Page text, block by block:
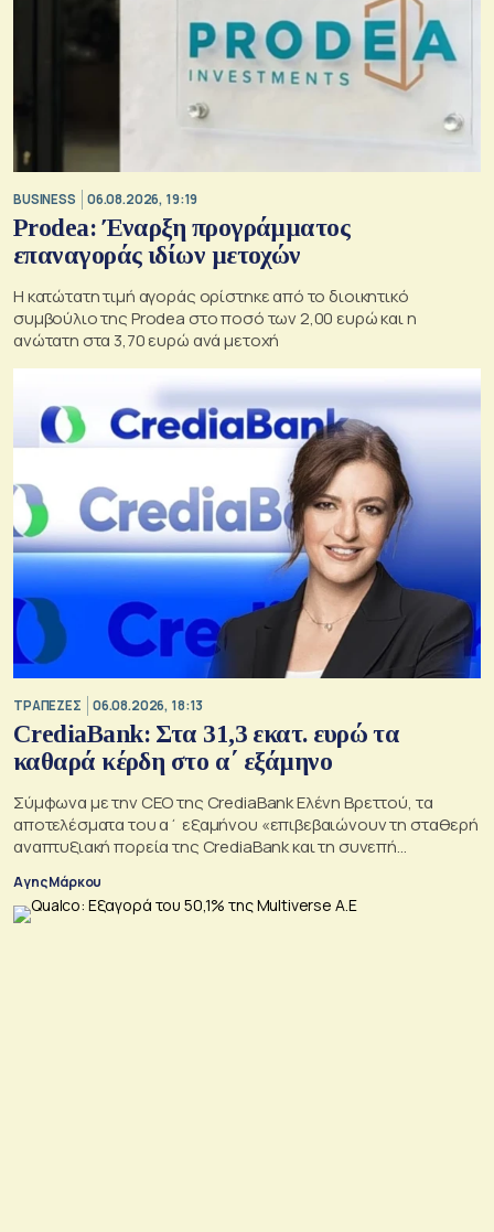
BUSINESS 06.08.2026, 19:19
Prodea: Έναρξη προγράμματος
επαναγοράς ιδίων μετοχών
Η κατώτατη τιμή αγοράς ορίστηκε από το διοικητικό
συμβούλιο της Prodea στο ποσό των 2,00 ευρώ και η
ανώτατη στα 3,70 ευρώ ανά μετοχή
ΤΡΑΠΕΖΕΣ 06.08.2026, 18:13
CrediaBank: Στα 31,3 εκατ. ευρώ τα
καθαρά κέρδη στο α΄ εξάμηνο
Σύμφωνα με την CEO της CrediaBank Ελένη Βρεττού, τα
αποτελέσματα του α΄ εξαμήνου «επιβεβαιώνουν τη σταθερή
αναπτυξιακή πορεία της CrediaBank και τη συνεπή
Αγης Μάρκου